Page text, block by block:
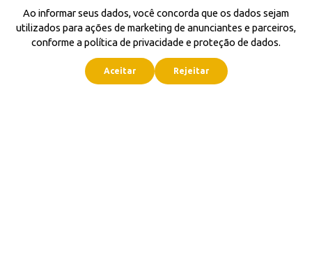
Ao informar seus dados, você concorda que os dados sejam
utilizados para ações de marketing de anunciantes e parceiros,
conforme a política de privacidade e proteção de dados.
Aceitar Rejeitar